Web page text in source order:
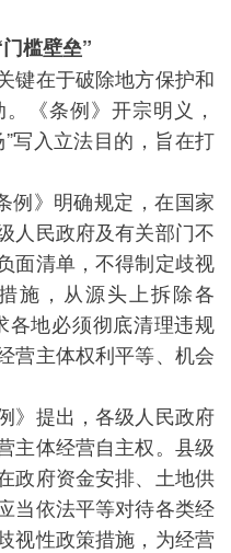
槛壁垒”
在于破除地方保护和
《条例》开宗明义，
写入立法目的，旨在打
》明确规定，在国家
人民政府及有关部门不
面清单，不得制定歧视
施，从源头上拆除各
各地必须彻底清理违规
营主体权利平等、机会
提出，各级人民政府
主体经营自主权。县级
政府资金安排、土地供
当依法平等对待各类经
视性政策措施，为经营